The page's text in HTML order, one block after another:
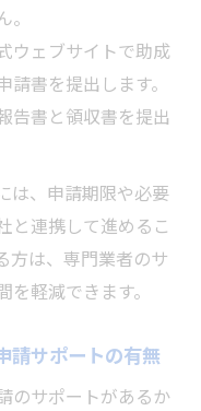
ウェブサイトで助成
書を提出します。
告書と領収書を提出
は、申請期限や必要
と連携して進めるこ
方は、専門業者のサ
軽減できます。
請サポートの有無
のサポートがあるか